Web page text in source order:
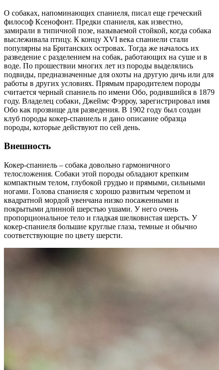
О собаках, напоминающих спаниеля, писал еще греческий
философ Ксенофонт. Предки спаниеля, как известно,
замирали в типичной позе, называемой стойкой, когда собака
выслеживала птицу. К концу XVI века спаниели стали
популярны на Британских островах. Тогда же началось их
разведение с разделением на собак, работающих на суше и в
воде. По прошествии многих лет из породы выделялись
подвиды, предназначенные для охоты на другую дичь или для
работы в других условиях. Прямым прародителем породы
считается черный спаниель по имени Обо, родившийся в 1879
году. Владелец собаки, Джеймс Фэрроу, зарегистрировал имя
Обо как прозвище для разведения. В 1902 году был создан
клуб породы кокер-спаниель и дано описание образца
породы, которые действуют по сей день.
Внешность
Кокер-спаниель – собака довольно гармоничного
телосложения. Собаки этой породы обладают крепким
компактным телом, глубокой грудью и прямыми, сильными
ногами. Голова спаниеля с хорошо развитым черепом и
квадратной мордой увенчана низко посаженными и
покрытыми длинной шерстью ушами. У него очень
пропорциональное тело и гладкая шелковистая шерсть. У
кокер-спаниеля большие круглые глаза, темные и обычно
соответствующие по цвету шерсти.